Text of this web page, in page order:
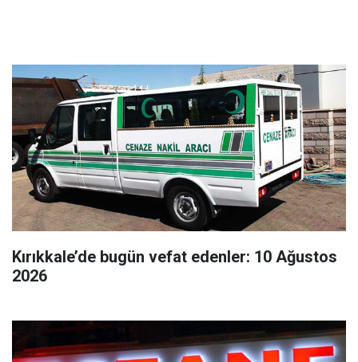
Kırıkkale’de bugün vefat edenler: 10 Ağustos
2026